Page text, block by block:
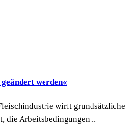
werden«
wirft grundsätzliche
die Arbeitsbedingungen...